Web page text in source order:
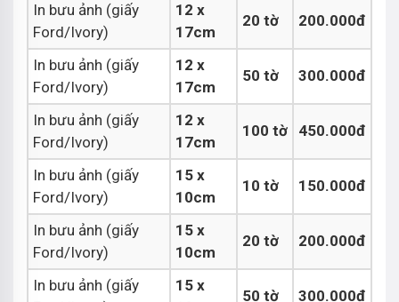
In bưu ảnh (giấy
Ford/Ivory)
12 x
17cm
20 tờ 200.000đ
In bưu ảnh (giấy
Ford/Ivory)
12 x
17cm
50 tờ 300.000đ
In bưu ảnh (giấy
Ford/Ivory)
12 x
17cm
100 tờ 450.000đ
In bưu ảnh (giấy
Ford/Ivory)
15 x
10cm
10 tờ 150.000đ
In bưu ảnh (giấy
Ford/Ivory)
15 x
10cm
20 tờ 200.000đ
In bưu ảnh (giấy
15 x
50 tờ 300.000đ